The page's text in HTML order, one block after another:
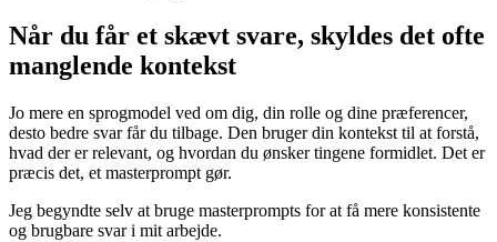
Når du får et skævt svare, skyldes det ofte
manglende kontekst
Jo mere en sprogmodel ved om dig, din rolle og dine præferencer,
desto bedre svar får du tilbage. Den bruger din kontekst til at forstå,
hvad der er relevant, og hvordan du ønsker tingene formidlet. Det er
præcis det, et masterprompt gør.
Jeg begyndte selv at bruge masterprompts for at få mere konsistente
og brugbare svar i mit arbejde.